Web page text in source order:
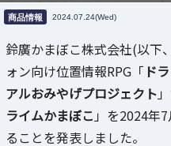
商品情報 2024.07.24(Wed)
鈴廣かまぼこ株式会社(以下
ォン向け位置情報RPG「 ド
アルおみやげプロジェクト
ライムかまぼこ 」を2024年
ることを発表しました。